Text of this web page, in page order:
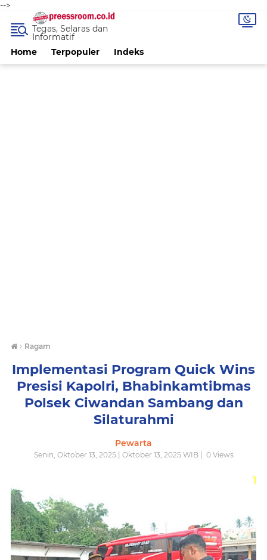
-->
Home Terpopuler Indeks
Tegas, Selaras dan
Informatif
› Ragam
Implementasi Program Quick Wins
Presisi Kapolri, Bhabinkamtibmas
Polsek Ciwandan Sambang dan
Silaturahmi
Pewarta
Senin, Oktober 13, 2025 | Oktober 13, 2025 WIB | 0Views